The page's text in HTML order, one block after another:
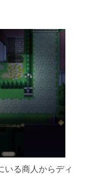
いる商人からディ